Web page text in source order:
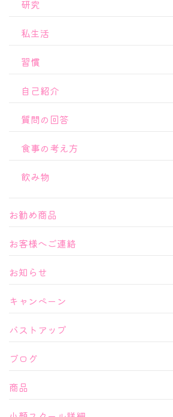
研究
私生活
習慣
自己紹介
質問の回答
食事の考え方
飲み物
お勧め商品
お客様へご連絡
お知らせ
キャンペーン
バストアップ
ブログ
商品